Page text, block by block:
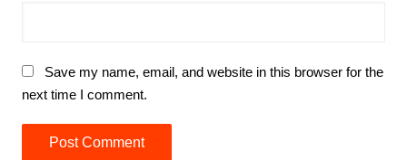
Save my name, email, and website in this browser for the
next time I comment.